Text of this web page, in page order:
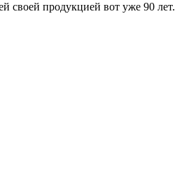
своей продукцией вот уже 90 лет.